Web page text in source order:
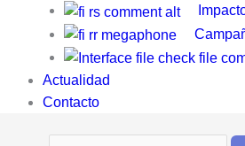
Actualidad
Contacto